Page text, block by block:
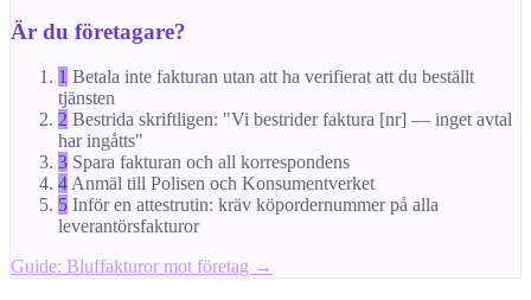
Är du företagare?
1 Betala inte fakturan utan att ha verifierat att du beställt
tjänsten
2 Bestrida skriftligen: "Vi bestrider faktura [nr] — inget avtal
har ingåtts"
3 Spara fakturan och all korrespondens
4 Anmäl till Polisen och Konsumentverket
5 Inför en attestrutin: kräv köpordernummer på alla
leverantörsfakturor
Guide: Bluffakturor mot företag →